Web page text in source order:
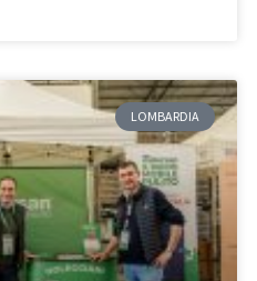
LOMBARDIA